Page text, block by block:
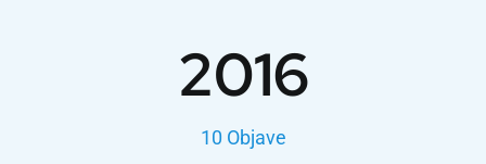
2016
10 Objave